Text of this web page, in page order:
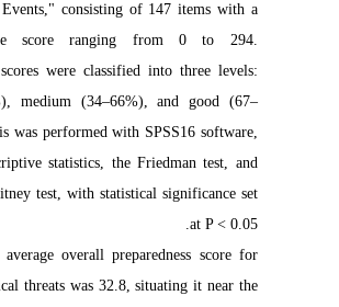
Events," consisting of 147 items with a
score ranging from 0 to 294.
scores were classified into three levels:
medium (34–66%), and good (67–
was performed with SPSS16 software,
statistics, the Friedman test, and
test, with statistical significance set
at P < 0.05.
average overall preparedness score for
threats was 32.8, situating it near the